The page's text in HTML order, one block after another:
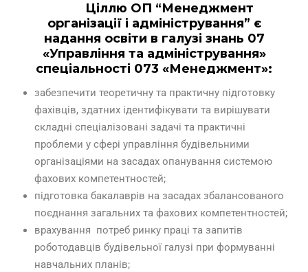
Ціллю ОП “Менеджмент
організації і адміністрування” є
надання освіти в галузі знань 07
«Управління та адміністрування»
спеціальності 073 «Менеджмент»:
забезпечити теоретичну та практичну підготовку
фахівців, здатних ідентифікувати та вирішувати
складні спеціалізовані задачі та практичні
проблеми у сфері управління будівельними
організаціями на засадах опанування системою
фахових компетентностей;
підготовка бакалаврів на засадах збалансованого
поєднання загальних та фахових компетентностей;
врахування потреб ринку праці та запитів
роботодавців будівельної галузі при формуванні
навчальних планів;